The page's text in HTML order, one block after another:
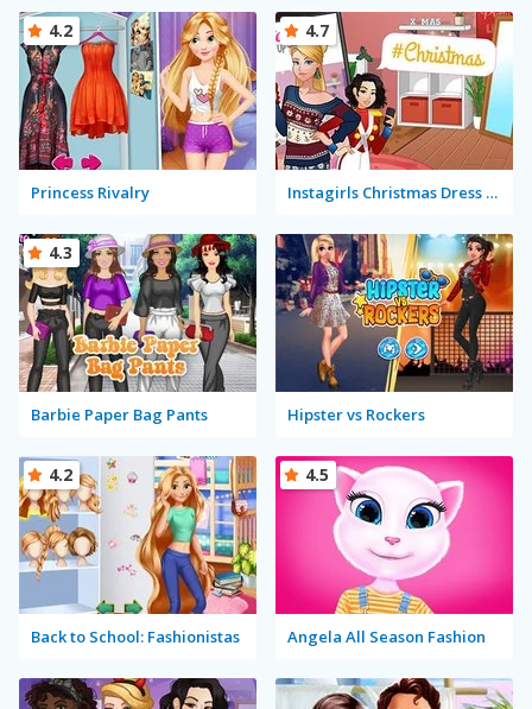
Princess Rivalry
4.2
Instagirls Christmas Dress Up
4.7
Barbie Paper Bag Pants
4.3
Hipster vs Rockers
Back to School: Fashionistas
4.2
Angela All Season Fashion
4.5